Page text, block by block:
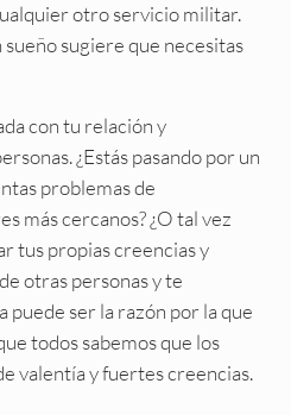
otro servicio militar.
sueño sugiere que necesitas
con tu relación y
¿Estás pasando por un
problemas de
más cercanos? ¿O tal vez
tus propias creencias y
otras personas y te
puede ser la razón por la que
todos sabemos que los
valentía y fuertes creencias.